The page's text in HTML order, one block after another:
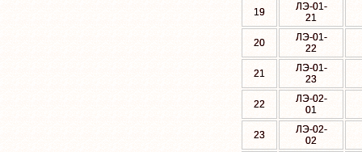
19
ЛЭ-01-
21
20
ЛЭ-01-
22
21
ЛЭ-01-
23
22
ЛЭ-02-
01
23
ЛЭ-02-
02